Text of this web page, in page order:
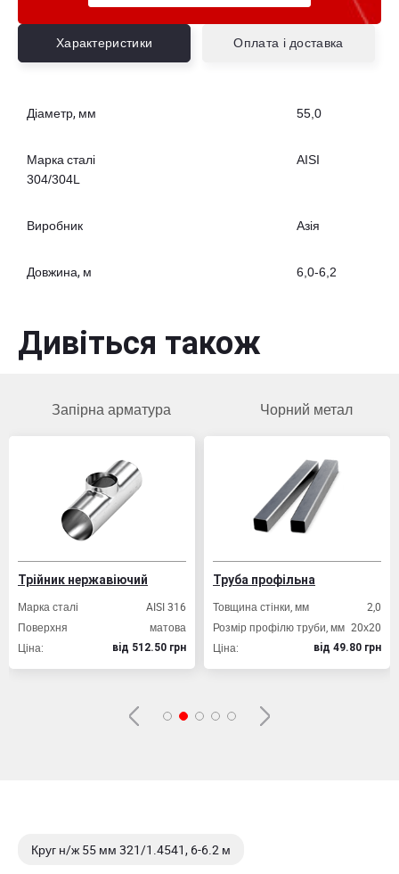
Характеристики Оплата і доставка
Діаметр, мм 55,0
Марка сталі
AISI
304/304L
Виробник Азія
Довжина, м 6,0-6,2
Дивіться також
Запірна арматура
Трійник нержавіючий
Марка сталі
AISI 316
Поверхня
матова
Ціна:
вiд 512.50 грн
Чорний метал
Труба профільна
Товщина стінки, мм
2,0
Розмір профілю труби, мм 20х20
Ціна:
вiд 49.80 грн
Круг н/ж 55 мм 321/1.4541, 6-6.2 м